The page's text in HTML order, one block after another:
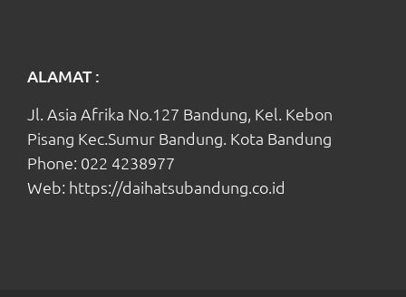
ALAMAT :
Jl. Asia Afrika No.127 Bandung, Kel. Kebon
Pisang Kec.Sumur Bandung. Kota Bandung
Phone: 022 4238977
Web: https://daihatsubandung.co.id